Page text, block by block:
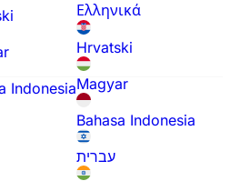
Indonesia
Ελληνικά
Hrvatski
Magyar
Bahasa Indonesia
עברית